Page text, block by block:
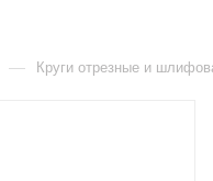
— Круги отрезные и